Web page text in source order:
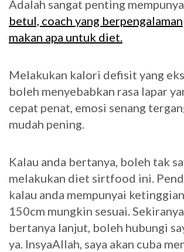
Adalah sangat penting
betul, coach yang berpengalaman
makan apa untuk diet.
Melakukan kalori defisit yang
boleh menyebabkan rasa lapar
cepat penat, emosi senang
mudah pening.
Kalau anda bertanya, boleh tak
melakukan diet sirtfood ini.
kalau anda mempunyai
150cm mungkin sesuai.
bertanya lanjut, boleh hubungi
ya. InsyaAllah, saya akan cuba